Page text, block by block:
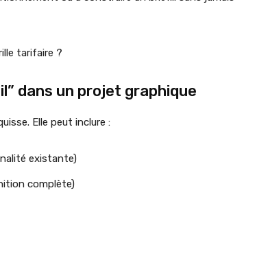
tarifaire ?
dans un projet graphique
Elle peut inclure :
existante)
complète)